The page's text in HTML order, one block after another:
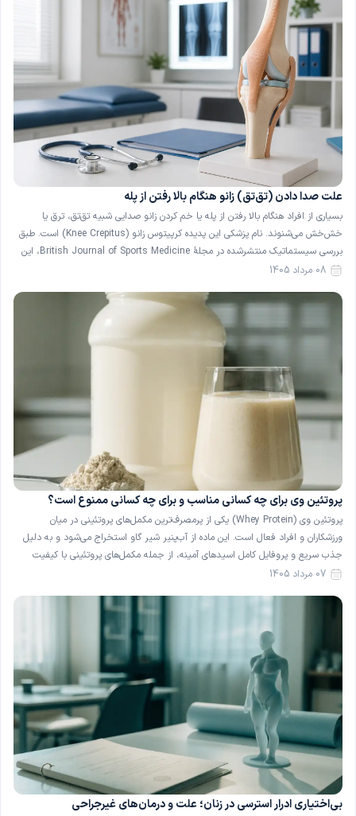
علت صدا دادن (تق‌تق) زانو هنگام بالا رفتن از پله
بسیاری از افراد هنگام بالا رفتن از پله یا خم کردن زانو صدایی شبیه تق‌تق، ترق یا
خش‌خش می‌شنوند. نام پزشکی این پدیده کرپیتوس زانو (Knee Crepitus) است. طبق
بررسی سیستماتیک منتشرشده در مجلهٔ British Journal of Sports Medicine، این
صدا در حدود ۳۶ درصد از افراد کاملاً سالم و بدون درد نیز دیده می‌شود […]
08 مرداد 1405
پروتئین وی برای چه کسانی مناسب و برای چه کسانی ممنوع است؟
پروتئین وی (Whey Protein) یکی از پرمصرف‌ترین مکمل‌های پروتئینی در میان
ورزشکاران و افراد فعال است. این ماده از آب‌پنیر شیر گاو استخراج می‌شود و به دلیل
جذب سریع و پروفایل کامل اسیدهای آمینه، از جمله مکمل‌های پروتئینی با کیفیت
شناخته می‌شود. با این حال، پروتئین وی برای همهٔ افراد گزینهٔ بی‌خطری نیست و در
07 مرداد 1405
بی‌اختیاری ادرار استرسی در زنان؛ علت و درمان‌های غیرجراحی